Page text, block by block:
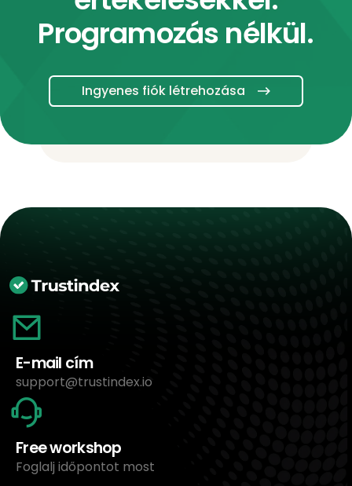
Programozás nélkül.
Ingyenes fiók létrehozása
E-mail cím
support@trustindex.io
Free workshop
Foglalj időpontot most